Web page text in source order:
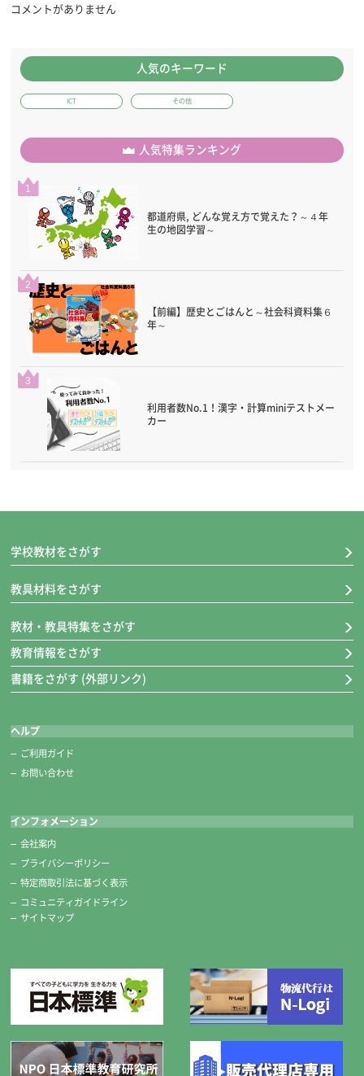
コメントがありません
人気のキーワード
ICT その他
人気特集ランキング
1
都道府県, どんな覚え方で覚えた？～４年
生の地図学習～
2
【前編】歴史とごはんと～社会科資料集６
年～
3
利用者数No.1！漢字・計算miniテストメー
カー
学校教材をさがす
教具材料をさがす
教材・教具特集をさがす
教育情報をさがす
書籍をさがす (外部リンク)
ヘルプ
ご利用ガイド
お問い合わせ
インフォメーション
会社案内
プライバシーポリシー
特定商取引法に基づく表示
コミュニティガイドライン
サイトマップ